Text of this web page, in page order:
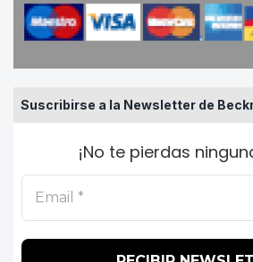
Suscribirse a la Newsletter de
¡No te pierdas